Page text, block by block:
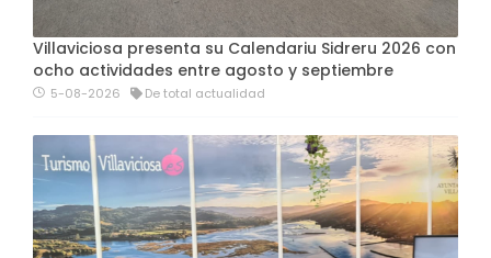
Villaviciosa presenta su Calendariu Sidreru 2026 con
ocho actividades entre agosto y septiembre
5-08-2026 De total actualidad